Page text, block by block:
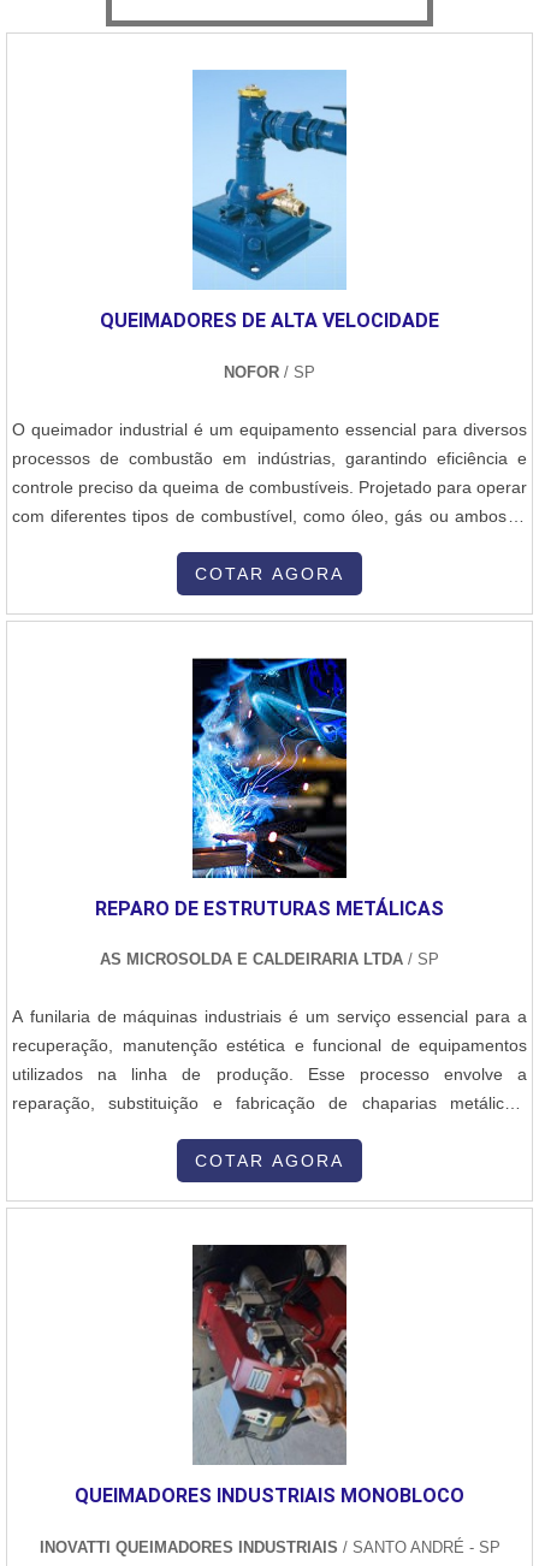
QUEIMADORES DE ALTA VELOCIDADE
NOFOR / SP
O queimador industrial é um equipamento essencial para diversos
processos de combustão em indústrias, garantindo eficiência e
controle preciso da queima de combustíveis. Projetado para operar
com diferentes tipos de combustível, como óleo, gás ou ambos, o
atendendo às necessidades específicas de cada aplicação.A Nofor,
empresa nacional desde 1965, se destaca na fabricação e
diversos equipamentos e acessórios para combustão industrial,
como sensores de chama, eletrodos, cavaletes de gás,
ventiladores centrífugos de ar, reguladores de pressão de óleo e
gás, válvulas para óleo, ar e gás, entre outros produtos. A Nofor
também executa projetos de peças e queimadores especiais
conforme a necessidade do cliente, atendendo todo o Brasil e
exportando para diversos países. Com um compromisso contínuo
com a qualidade e o bom atendimento, a Nofor está à disposição
COTAR AGORA
REPARO DE ESTRUTURAS METÁLICAS
AS MICROSOLDA E CALDEIRARIA LTDA / SP
A funilaria de máquinas industriais é um serviço essencial para a
recuperação, manutenção estética e funcional de equipamentos
utilizados na linha de produção. Esse processo envolve a
reparação, substituição e fabricação de chaparias metálicas,
O trabalho começa com uma avaliação detalhada do estado da
desmonte controlado das peças danificadas, fazendo o reparo ou
substituição por componentes novos, fabricados sob medida em
aço carbono, inox ou alumínio, conforme a necessidade do projeto.
Utilizamos técnicas de corte, dobra, solda e acabamento,
garantindo um encaixe preciso e uma aparência profissional. Após
os reparos estruturais, a máquina passa por um processo de
lixamento, pintura industrial e acabamento, devolvendo não
apenas a estética original, mas também protegendo contra futuras
para revitalização de máquinas antigas quanto para adequações
específicas, como modificações em proteções, aberturas técnicas
COTAR AGORA
QUEIMADORES INDUSTRIAIS MONOBLOCO
INOVATTI QUEIMADORES INDUSTRIAIS / SANTO ANDRÉ - SP